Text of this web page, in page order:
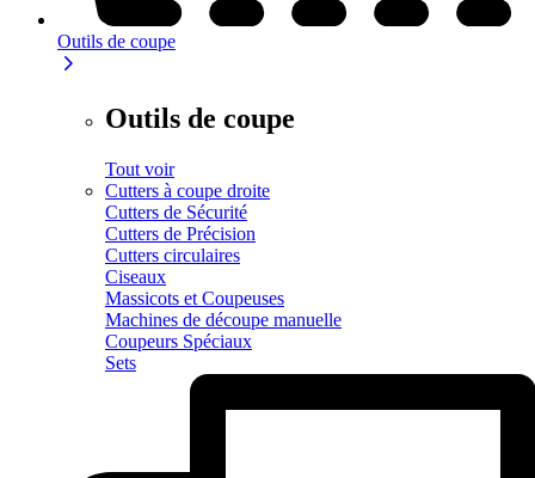
Outils de coupe
Outils de coupe
Tout voir
Cutters à coupe droite
Cutters de Sécurité
Cutters de Précision
Cutters circulaires
Ciseaux
Massicots et Coupeuses
Machines de découpe manuelle
Coupeurs Spéciaux
Sets